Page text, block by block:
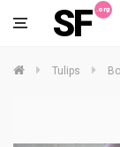
SF
Tulips